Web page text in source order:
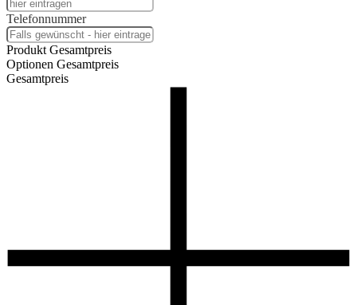
Telefonnummer
Produkt Gesamtpreis
Optionen Gesamtpreis
Gesamtpreis